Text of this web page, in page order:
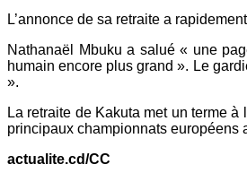
L’annonce de sa retraite a
Nathanaël Mbuku a salué « une
humain encore plus grand ». Le
».
La retraite de Kakuta met un terme
principaux championnats européens
actualite.cd/CC